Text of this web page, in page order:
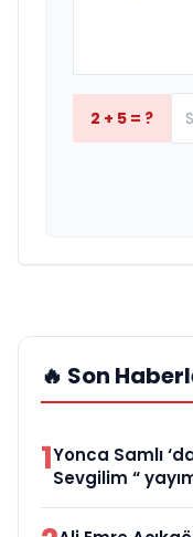
2 + 5 = ?
🔥 Son
1Yonca Samlı
Sevgilim “